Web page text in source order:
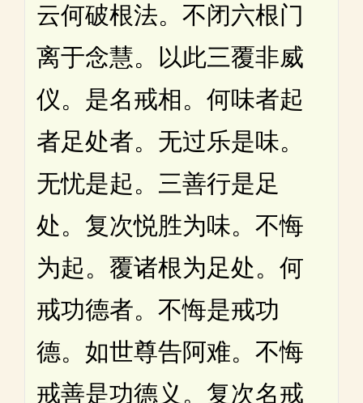
云何破根法。不闭六根门
离于念慧。以此三覆非威
仪。是名戒相。何味者起
者足处者。无过乐是味。
无忧是起。三善行是足
处。复次悦胜为味。不悔
为起。覆诸根为足处。何
戒功德者。不悔是戒功
德。如世尊告阿难。不悔
戒善是功德义。复次名戒